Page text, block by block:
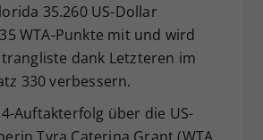
35.260 US-Dollar
WTA-Punkte mit und wird
dank Letzteren im
330 verbessern.
Auftakterfolg über die US-